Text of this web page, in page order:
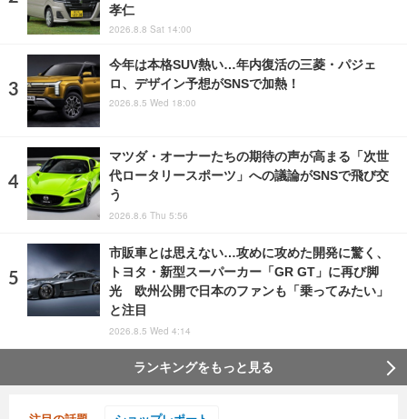
孝仁
2026.8.8 Sat 14:00
今年は本格SUV熱い…年内復活の三菱・パジェ
ロ、デザイン予想がSNSで加熱！
2026.8.5 Wed 18:00
マツダ・オーナーたちの期待の声が高まる「次世
代ロータリースポーツ」への議論がSNSで飛び交
う
2026.8.6 Thu 5:56
市販車とは思えない…攻めに攻めた開発に驚く、
トヨタ・新型スーパーカー「GR GT」に再び脚
光 欧州公開で日本のファンも「乗ってみたい」
と注目
2026.8.5 Wed 4:14
ランキングをもっと見る